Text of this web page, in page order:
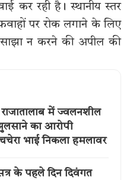
कर रही है। स्थानीय स्तर
पर रोक लगाने के लिए
न करने की अपील की
राजातालाब में ज्वलनशील
का आरोपी
भाई निकला हमलावर
के पहले दिन दिवंगत